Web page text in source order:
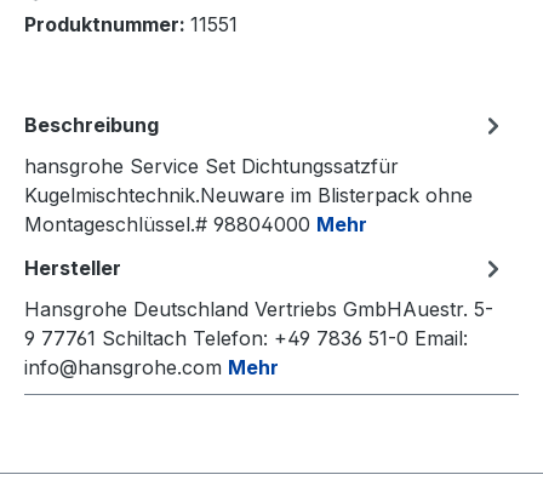
Produktnummer: 11551
Beschreibung
hansgrohe Service Set Dichtungssatzfür
Kugelmischtechnik.Neuware im Blisterpack ohne
Montageschlüssel.# 98804000 Mehr
Hersteller
Hansgrohe Deutschland Vertriebs GmbHAuestr. 5-
9 77761 Schiltach Telefon: +49 7836 51-0 Email:
info@hansgrohe.com Mehr